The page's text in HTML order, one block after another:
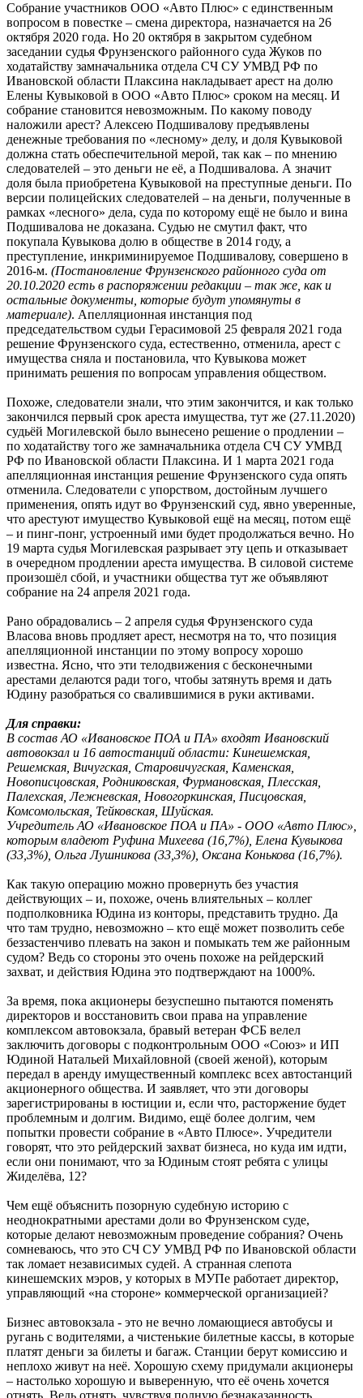
Собрание участников ООО «Авто Плюс» с единственным
вопросом в повестке – смена директора, назначается на 26
октября 2020 года. Но 20 октября в закрытом судебном
заседании судья Фрунзенского районного суда Жуков по
ходатайству замначальника отдела СЧ СУ УМВД РФ по
Ивановской области Плаксина накладывает арест на долю
Елены Кувыковой в ООО «Авто Плюс» сроком на месяц. И
собрание становится невозможным. По какому поводу
наложили арест? Алексею Подшивалову предъявлены
денежные требования по «лесному» делу, и доля Кувыковой
должна стать обеспечительной мерой, так как – по мнению
следователей – это деньги не её, а Подшивалова. А значит
доля была приобретена Кувыковой на преступные деньги. По
версии полицейских следователей – на деньги, полученные в
рамках «лесного» дела, суда по которому ещё не было и вина
Подшивалова не доказана. Судью не смутил факт, что
покупала Кувыкова долю в обществе в 2014 году, а
преступление, инкриминируемое Подшивалову, совершено в
2016-м. (Постановление Фрунзенского районного суда от
20.10.2020 есть в распоряжении редакции – так же, как и
остальные документы, которые будут упомянуты в
материале). Апелляционная инстанция под
председательством судьи Герасимовой 25 февраля 2021 года
решение Фрунзенского суда, естественно, отменила, арест с
имущества сняла и постановила, что Кувыкова может
принимать решения по вопросам управления обществом.
Похоже, следователи знали, что этим закончится, и как только
закончился первый срок ареста имущества, тут же (27.11.2020)
судьёй Могилевской было вынесено решение о продлении –
по ходатайству того же замначальника отдела СЧ СУ УМВД
РФ по Ивановской области Плаксина. И 1 марта 2021 года
апелляционная инстанция решение Фрунзенского суда опять
отменила. Следователи с упорством, достойным лучшего
применения, опять идут во Фрунзенский суд, явно уверенные,
что арестуют имущество Кувыковой ещё на месяц, потом ещё
– и пинг-понг, устроенный ими будет продолжаться вечно. Но
19 марта судья Могилевская разрывает эту цепь и отказывает
в очередном продлении ареста имущества. В силовой системе
произошёл сбой, и участники общества тут же объявляют
собрание на 24 апреля 2021 года.
Рано обрадовались – 2 апреля судья Фрунзенского суда
Власова вновь продляет арест, несмотря на то, что позиция
апелляционной инстанции по этому вопросу хорошо
известна. Ясно, что эти телодвижения с бесконечными
арестами делаются ради того, чтобы затянуть время и дать
Юдину разобраться со свалившимися в руки активами.
Для справки:
В состав АО «Ивановское ПОА и ПА» входят Ивановский
автовокзал и 16 автостанций области: Кинешемская,
Решемская, Вичугская, Старовичугская, Каменская,
Новописцовская, Родниковская, Фурмановская, Плесская,
Палехская, Лежневская, Новогоркинская, Писцовская,
Комсомольская, Тейковская, Шуйская.
Учредитель АО «Ивановское ПОА и ПА» - ООО «Авто Плюс»,
которым владеют Руфина Михеева (16,7%), Елена Кувыкова
(33,3%), Ольга Лушникова (33,3%), Оксана Конькова (16,7%).
Как такую операцию можно провернуть без участия
действующих – и, похоже, очень влиятельных – коллег
подполковника Юдина из конторы, представить трудно. Да
что там трудно, невозможно – кто ещё может позволить себе
беззастенчиво плевать на закон и помыкать тем же районным
судом? Ведь со стороны это очень похоже на рейдерский
захват, и действия Юдина это подтверждают на 1000%.
За время, пока акционеры безуспешно пытаются поменять
директоров и восстановить свои права на управление
комплексом автовокзала, бравый ветеран ФСБ велел
заключить договоры с подконтрольным ООО «Союз» и ИП
Юдиной Натальей Михайловной (своей женой), которым
передал в аренду имущественный комплекс всех автостанций
акционерного общества. И заявляет, что эти договоры
зарегистрированы в юстиции и, если что, расторжение будет
проблемным и долгим. Видимо, ещё более долгим, чем
попытки провести собрание в «Авто Плюсе». Учредители
говорят, что это рейдерский захват бизнеса, но куда им идти,
если они понимают, что за Юдиным стоят ребята с улицы
Жиделёва, 12?
Чем ещё объяснить позорную судебную историю с
неоднократными арестами доли во Фрунзенском суде,
которые делают невозможным проведение собрания? Очень
сомневаюсь, что это СЧ СУ УМВД РФ по Ивановской области
так ломает независимых судей. А странная слепота
кинешемских мэров, у которых в МУПе работает директор,
управляющий «на стороне» коммерческой организацией?
Бизнес автовокзала - это не вечно ломающиеся автобусы и
ругань с водителями, а чистенькие билетные кассы, в которые
платят деньги за билеты и багаж. Станции берут комиссию и
неплохо живут на неё. Хорошую схему придумали акционеры
– настолько хорошую и выверенную, что её очень хочется